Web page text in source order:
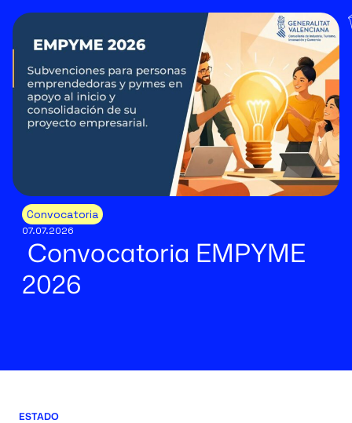
Convocatoria
07.07.2026
Convocatoria EMPYME
2026
ESTADO